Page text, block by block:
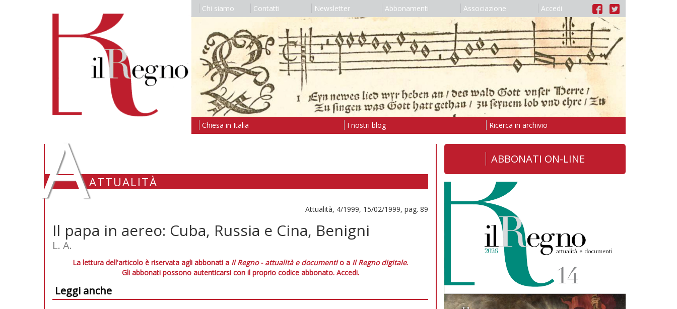
Chi siamo Contatti Newsletter Abbonamenti Associazione Accedi
Chiesa in Italia I nostri blog Ricerca in archivio
AATTUALITÀ
Attualità, 4/1999, 15/02/1999, pag. 89
Il papa in aereo: Cuba, Russia e Cina, Benigni
L. A.
La lettura dell'articolo è riservata agli abbonati a Il Regno - attualità e documentio a Il Regno digitale.
Gli abbonati possono autenticarsi con il proprio codice abbonato. Accedi.
Leggi anche
ABBONATI ON-LINE